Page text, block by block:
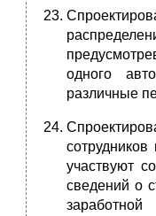
одного
различные
участвуют
сведений о